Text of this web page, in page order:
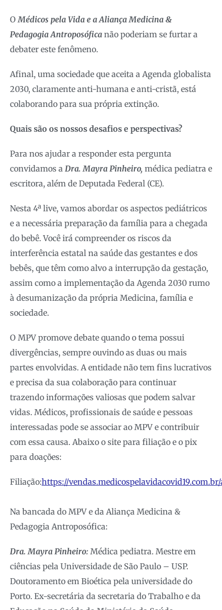
O Médicos pela Vida e a Aliança Medicina &
Pedagogia Antroposófica não poderiam se furtar a
debater este fenômeno.
Afinal, uma sociedade que aceita a Agenda globalista
2030, claramente anti-humana e anti-cristã, está
colaborando para sua própria extinção.
Quais são os nossos desafios e perspectivas?
Para nos ajudar a responder esta pergunta
convidamos a Dra. Mayra Pinheiro, médica pediatra e
escritora, além de Deputada Federal (CE).
Nesta 4ª live, vamos abordar os aspectos pediátricos
e a necessária preparação da família para a chegada
do bebê. Você irá compreender os riscos da
interferência estatal na saúde das gestantes e dos
bebês, que têm como alvo a interrupção da gestação,
assim como a implementação da Agenda 2030 rumo
à desumanização da própria Medicina, família e
sociedade.
O MPV promove debate quando o tema possui
divergências, sempre ouvindo as duas ou mais
partes envolvidas. A entidade não tem fins lucrativos
e precisa da sua colaboração para continuar
trazendo informações valiosas que podem salvar
vidas. Médicos, profissionais de saúde e pessoas
interessadas pode se associar ao MPV e contribuir
com essa causa. Abaixo o site para filiação e o pix
para doações:
Filiação:https://vendas.medicospelavidacovid19.com.br/
Na bancada do MPV e da Aliança Medicina &
Pedagogia Antroposófica:
Dra. Mayra Pinheiro: Médica pediatra. Mestre em
ciências pela Universidade de São Paulo – USP.
Doutoramento em Bioética pela universidade do
Porto. Ex-secretária da secretaria do Trabalho e da